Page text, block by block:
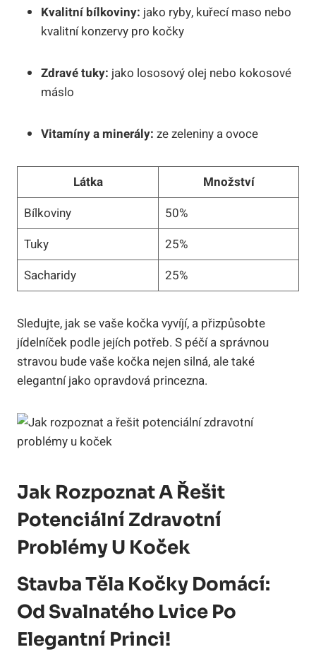
Kvalitní bílkoviny: jako ryby, kuřecí maso nebo
kvalitní konzervy pro kočky
Zdravé tuky: jako lososový olej nebo kokosové
máslo
Vitamíny a minerály: ze zeleniny a ovoce
Látka
Množství
Bílkoviny
50%
Tuky
25%
Sacharidy
25%
Sledujte, jak se vaše kočka vyvíjí, a přizpůsobte
jídelníček podle jejích potřeb. S péčí a správnou
stravou bude vaše kočka nejen silná, ale také
elegantní jako opravdová princezna.
Jak Rozpoznat A Řešit
Potenciální Zdravotní
Problémy U Koček
Stavba Těla Kočky Domácí:
Od Svalnatého Lvice Po
Elegantní Princi!